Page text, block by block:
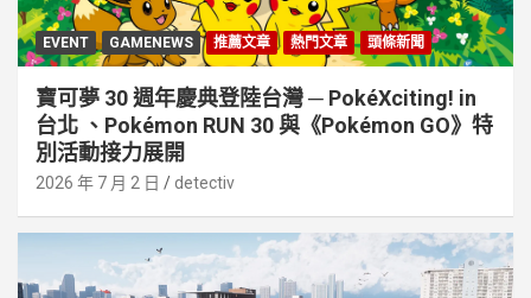
EVENT GAMENEWS 推薦文章 熱門文章 頭條新聞
寶可夢 30 週年慶典登陸台灣 ─ PokéXciting! in
台北 、Pokémon RUN 30 與《Pokémon GO》特
別活動接⼒展開
2026 年 7 月 2 日 detectiv